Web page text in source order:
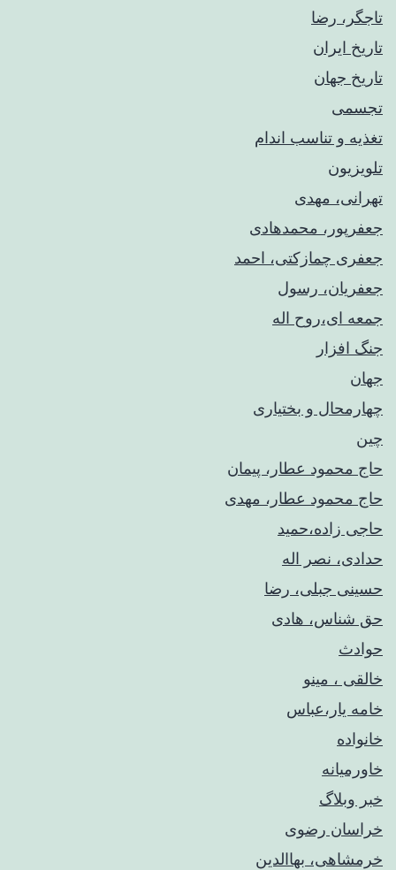
تاجگر، رضا
تاریخ ایران
تاریخ جهان
تجسمی
تغذیه و تناسب اندام
تلویزیون
تهرانی، مهدی
جعفرپور، محمدهادی
جعفری چمازکتی، احمد
جعفریان، رسول
جمعه ای،روح اله
جنگ افزار
جهان
چهارمحال و بختیاری
چین
حاج محمود عطار، پیمان
حاج محمود عطار، مهدی
حاجی زاده،حمید
حدادی، نصر اله
حسینی جبلی، رضا
حق شناس، هادی
حوادث
خالقی ، مینو
خامه یار،عباس
خانواده
خاورمیانه
خبر وبلاگ
خراسان رضوی
خرمشاهی، بهاالدین